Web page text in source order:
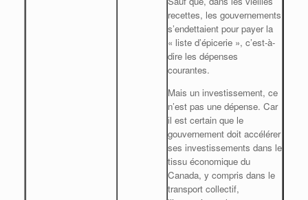
recettes, les gouvernements
s’endettaient pour payer la
« liste d’épicerie », c’est-à-
dire les dépenses
courantes.
Mais un investissement, ce
n’est pas une dépense. Car
il est certain que le
gouvernement doit accélérer
ses investissements dans le
tissu économique du
Canada, y compris dans le
transport collectif,